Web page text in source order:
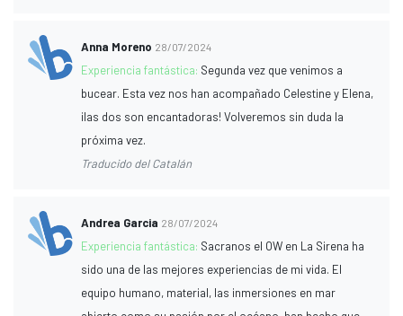
Anna Moreno 28/07/2024
Experiencia fantástica: Segunda vez que venimos a
bucear. Esta vez nos han acompañado Celestine y Elena,
¡las dos son encantadoras! Volveremos sin duda la
próxima vez.
Traducido del Catalán
Andrea Garcia 28/07/2024
Experiencia fantástica: Sacranos el OW en La Sirena ha
sido una de las mejores experiencias de mi vida. El
equipo humano, material, las inmersiones en mar